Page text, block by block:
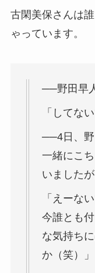
古閑美保さんは
ゃっています。
──野田早
「してな
──4日、野
一緒にこ
いましたが
「えーな
今誰とも
な気持ち
か（笑）」